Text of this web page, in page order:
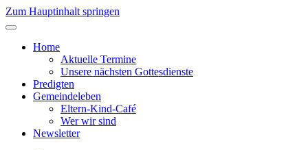
Zum Hauptinhalt springen
Home
Aktuelle Termine
Unsere nächsten Gottesdienste
Predigten
Gemeindeleben
Eltern-Kind-Café
Wer wir sind
Newsletter